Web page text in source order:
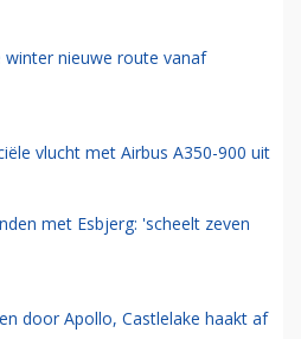
nieuwe route vanaf
vlucht met Airbus A350-900 uit
met Esbjerg: 'scheelt zeven
door Apollo, Castlelake haakt af